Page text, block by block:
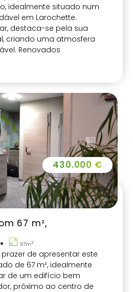
idealmente situado num
em Larochette.
destaca-se pela sua
criando uma atmosfera
Renovados
67 m²,
1 67m2
prazer de apresentar este
de 67 m², idealmente
de um edifício bem
próximo ao centro de
430.000 €